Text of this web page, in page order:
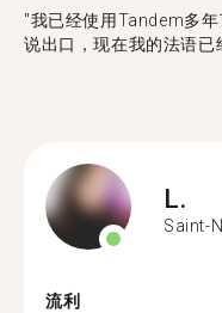
"​​我已经使用Tandem多
说出口，现在我的法语已
L.
Saint-
流利